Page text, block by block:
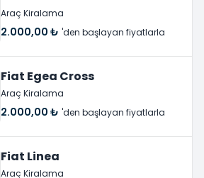
Araç Kiralama
2.000,00 ₺ 'den başlayan fiyatlarla
Fiat Egea Cross
Araç Kiralama
2.000,00 ₺ 'den başlayan fiyatlarla
Fiat Linea
Araç Kiralama